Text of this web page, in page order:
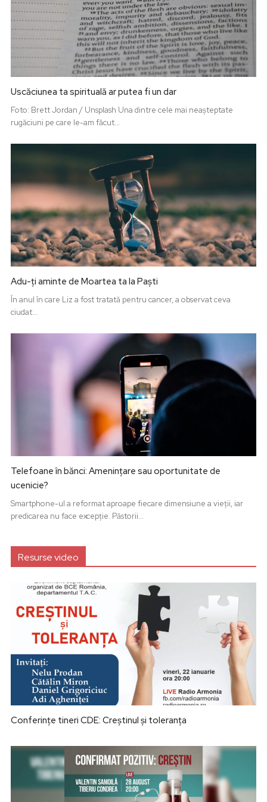
Uscăciunea ta spirituală ar putea fi un dar
Foto: Brett Jordan / Unsplash Una dintre cele mai neașteptate
rugăciuni pe care le-am făcut...
Adu-ți aminte de Moartea ta la Paști
În anul în care Liz a fost tratată pentru cancer, a observat ceva
ciudat...
Telefoane în bănci: Amenințare sau oportunitate de
ucenicie?
Smartphone-ul a reformat aproape fiecare dimensiune a vieții, iar
predicarea nu face excepție. Păstorii...
Resurse video
Conferințe tineri CDE: Creștinul și toleranța